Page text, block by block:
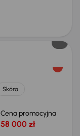
Skóra
Cena promocyjna
58 000 zł